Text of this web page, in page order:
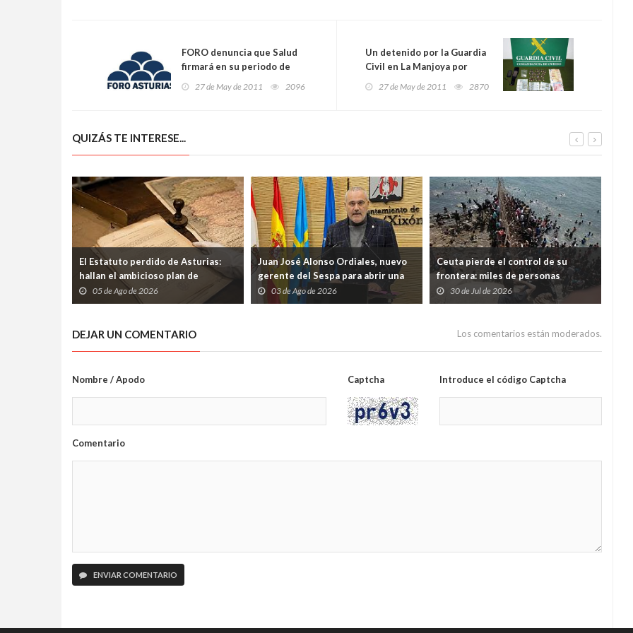
FORO denuncia que Salud
firmará en su periodo de
interinidad un nuevo
Concierto con el Colegio de
27 de May de 2011 2096
Un detenido por la Guardia
Civil en La Manjoya por
tráfico de drogas
27 de May de 2011 2870
QUIZÁS TE INTERESE...
El Estatuto perdido de Asturias:
hallan el ambicioso plan de
autogobierno que la guerra
condenó al olvido
05 de Ago de 2026
Juan José Alonso Ordiales, nuevo
gerente del Sespa para abrir una
etapa marcada por el diálogo con
los profesionales
03 de Ago de 2026
Ceuta pierde el control de su
frontera: miles de personas
desbordan el Tarajal y ponen a
España ante una crisis de Estado
30 de Jul de 2026
DEJAR UN COMENTARIO Los comentarios están moderados.
Nombre / Apodo Captcha Introduce el código Captcha
Comentario
ENVIAR COMENTARIO